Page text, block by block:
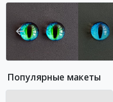
Популярные макеты